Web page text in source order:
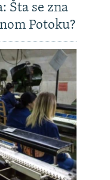
Šta se zna
Potoku?